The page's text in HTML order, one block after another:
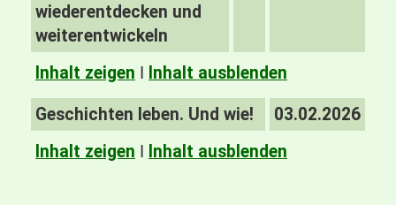
wiederentdecken und
weiterentwickeln
Inhalt zeigen I Inhalt ausblenden
Geschichten leben. Und wie!
03.02.2026
Inhalt zeigen I Inhalt ausblenden